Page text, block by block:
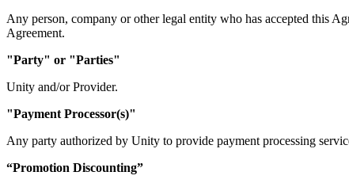
Any person, company or other legal entity who has accepted this
Agreement.
"Party" or "Parties"
Unity and/or Provider.
"Payment Processor(s)"
Any party authorized by Unity to provide payment processing
“Promotion Discounting”